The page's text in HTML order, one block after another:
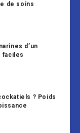
de soins
d’un
faciles
? Poids